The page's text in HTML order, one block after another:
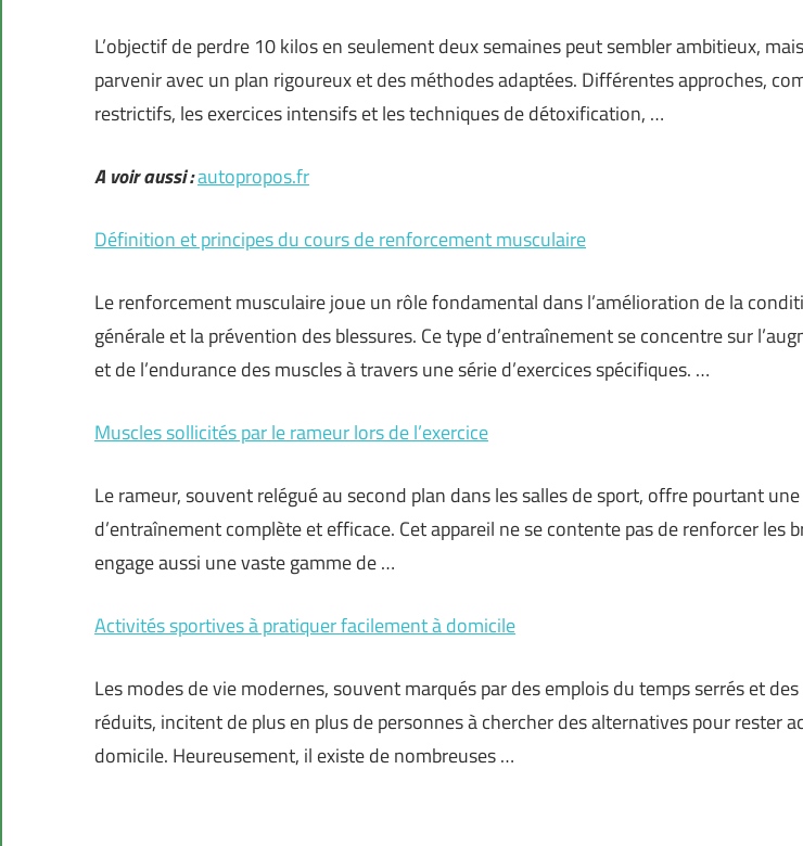
L’objectif de perdre 10 kilos en seulement deux semaines peut sembler ambitieux,
parvenir avec un plan rigoureux et des méthodes adaptées. Différentes approches,
restrictifs, les exercices intensifs et les techniques de détoxification, …
A voir aussi :autopropos.fr
Définition et principes du cours de renforcement musculaire
Le renforcement musculaire joue un rôle fondamental dans l’amélioration de la
générale et la prévention des blessures. Ce type d’entraînement se concentre sur
et de l’endurance des muscles à travers une série d’exercices spécifiques. …
Muscles sollicités par le rameur lors de l’exercice
Le rameur, souvent relégué au second plan dans les salles de sport, offre pourtant
d’entraînement complète et efficace. Cet appareil ne se contente pas de renforcer les
engage aussi une vaste gamme de …
Activités sportives à pratiquer facilement à domicile
Les modes de vie modernes, souvent marqués par des emplois du temps serrés et
réduits, incitent de plus en plus de personnes à chercher des alternatives pour rester
domicile. Heureusement, il existe de nombreuses …